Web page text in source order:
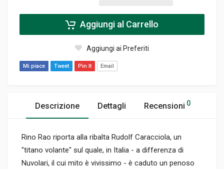
Aggiungi al Carrello
Aggiungi ai Preferiti
Mi piace Tweet Pin It Email
Descrizione Dettagli Recensioni 0
Rino Rao riporta alla ribalta Rudolf Caracciola, un
"titano volante" sul quale, in Italia - a differenza di
Nuvolari, il cui mito è vivissimo - è caduto un penoso